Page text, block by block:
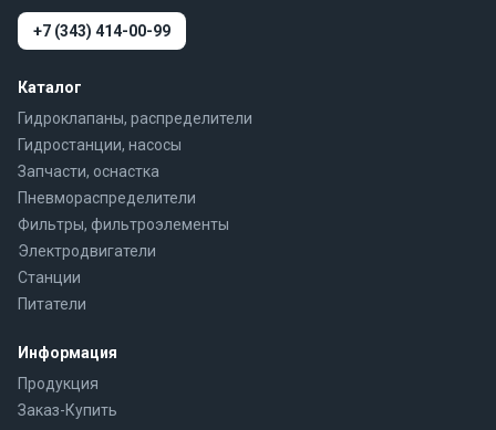
+7 (343) 414-00-99
Каталог
Гидроклапаны, распределители
Гидростанции, насосы
Запчасти, оснастка
Пневмораспределители
Фильтры, фильтроэлементы
Электродвигатели
Станции
Питатели
Информация
Продукция
Заказ-Купить